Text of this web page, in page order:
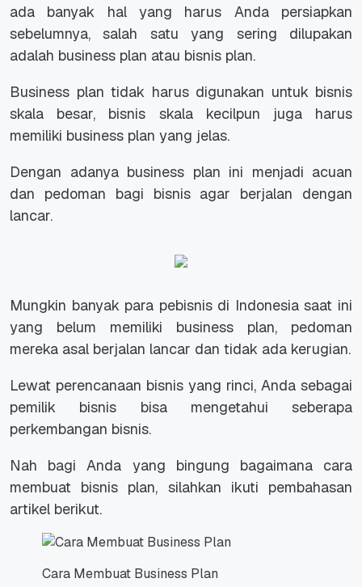
ada banyak hal yang harus Anda persiapkan
sebelumnya, salah satu yang sering dilupakan
adalah business plan atau bisnis plan.
Business plan tidak harus digunakan untuk bisnis
skala besar, bisnis skala kecilpun juga harus
memiliki business plan yang jelas.
Dengan adanya business plan ini menjadi acuan
dan pedoman bagi bisnis agar berjalan dengan
lancar.
Mungkin banyak para pebisnis di Indonesia saat ini
yang belum memiliki business plan, pedoman
mereka asal berjalan lancar dan tidak ada kerugian.
Lewat perencanaan bisnis yang rinci, Anda sebagai
pemilik bisnis bisa mengetahui seberapa
perkembangan bisnis.
Nah bagi Anda yang bingung bagaimana cara
membuat bisnis plan, silahkan ikuti pembahasan
artikel berikut.
Cara Membuat Business Plan